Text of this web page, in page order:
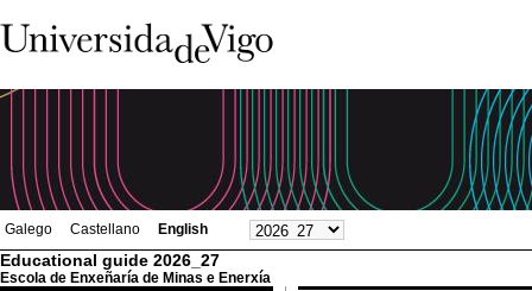
Galego Castellano English
Educational guide 2026_27
Escola de Enxeñaría de Minas e Enerxía